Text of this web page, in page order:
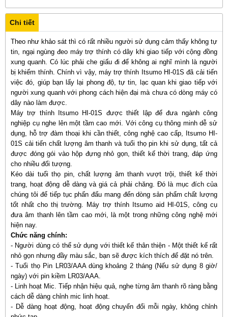
Chi tiết
Theo như khảo sát thì có rất nhiều người sử dụng cảm thấy không tự
tin, ngại ngùng đeo máy trợ thính có dây khi giao tiếp với cộng đồng
xung quanh. Có lúc phải che giấu đi để không ai nghĩ mình là người
bị khiếm thính. Chính vì vậy, máy trợ thính Itsumo HI-01S đã cải tiến
việc đó, giúp bạn lấy lại phong độ, tự tin, lạc quan khi giao tiếp với
người xung quanh với phong cách hiện đại mà chưa có dòng máy có
dây nào làm được.
Máy trợ thính Itsumo HI-01S được thiết lập để đưa ngành công
nghiệp cụ nghe lên một tầm cao mới. Với công cụ thông minh dễ sử
dụng, hỗ trợ đàm thoại khi cần thiết, công nghệ cao cấp, Itsumo HI-
01S cải tiến chất lượng âm thanh và tuổi thọ pin khi sử dụng, tất cả
được đóng gói vào hộp đựng nhỏ gọn, thiết kế thời trang, đáp ứng
cho nhiều đối tượng.
Kéo dài tuổi thọ pin, chất lượng âm thanh vượt trội, thiết kế thời
trang, hoạt động dễ dàng và giá cả phải chăng. Đó là mục đích của
chúng tôi để tiếp tục phấn đấu mang đến dòng sản phẩm chất lượng
tốt nhất cho thị trường. Máy trợ thính Itsumo aid HI-01S, công cụ
đưa âm thanh lên tầm cao mới, là một trong những công nghệ mới
hiện nay.
Chức năng chính:
- Người dùng có thể sử dụng với thiết kế thân thiện - Một thiết kế rất
nhỏ gọn nhưng đầy màu sắc, bạn sẽ được kích thích để đặt nó trên.
- Tuổi thọ Pin LR03/AAA dùng khoảng 2 tháng (Nếu sử dụng 8 giờ/
ngày) với pin kiềm LR03/AAA.
- Linh hoạt Mic. Tiếp nhận hiệu quả, nghe từng âm thanh rõ ràng bằng
cách dễ dàng chỉnh mic linh hoạt.
- Dễ dàng hoạt động, hoạt động chuyển đổi mỗi ngày, không chỉnh